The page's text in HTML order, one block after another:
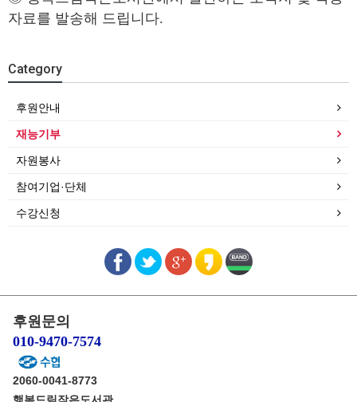
자료를 발송해 드립니다.
Category
후원안내
재능기부
자원봉사
참여기업·단체
수강신청
후원문의
010-9470-7574
2060-0041-8773